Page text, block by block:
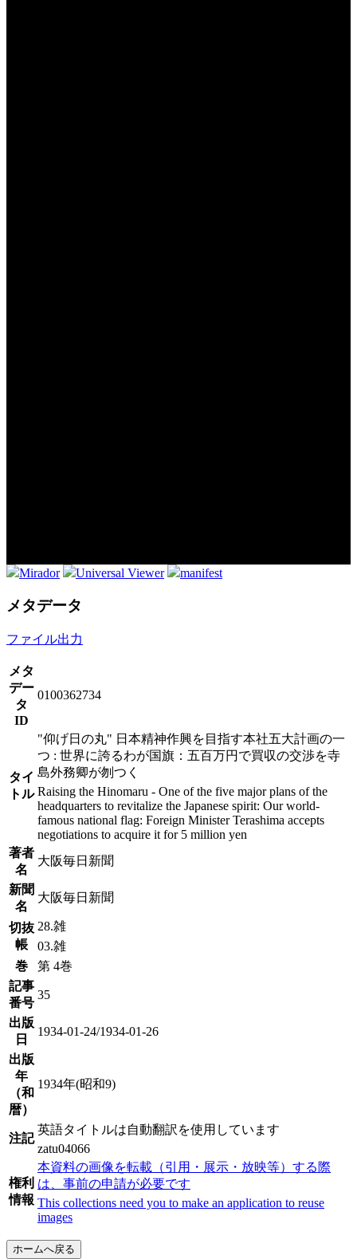
Mirador Universal Viewer manifest
メタデータ
ファイル出力
メタ
デー
タ
ID
0100362734
タイ
トル
"仰げ日の丸" 日本精神作興を目指す本社五大計画の一
つ : 世界に誇るわが国旗：五百万円で買収の交渉を寺
島外務卿が刎つく
Raising the Hinomaru - One of the five major plans of the
headquarters to revitalize the Japanese spirit: Our world-
famous national flag: Foreign Minister Terashima accepts
negotiations to acquire it for 5 million yen
著者
名
大阪毎日新聞
新聞
名
大阪毎日新聞
切抜
帳
28.雑
03.雑
巻
第 4巻
記事
番号
35
出版
日
1934-01-24/1934-01-26
出版
年
（和
暦）
1934年(昭和9)
注記
英語タイトルは自動翻訳を使用しています
zatu04066
権利
情報
本資料の画像を転載（引用・展示・放映等）する際
は、事前の申請が必要です
This collections need you to make an application to reuse
images
ホームへ戻る